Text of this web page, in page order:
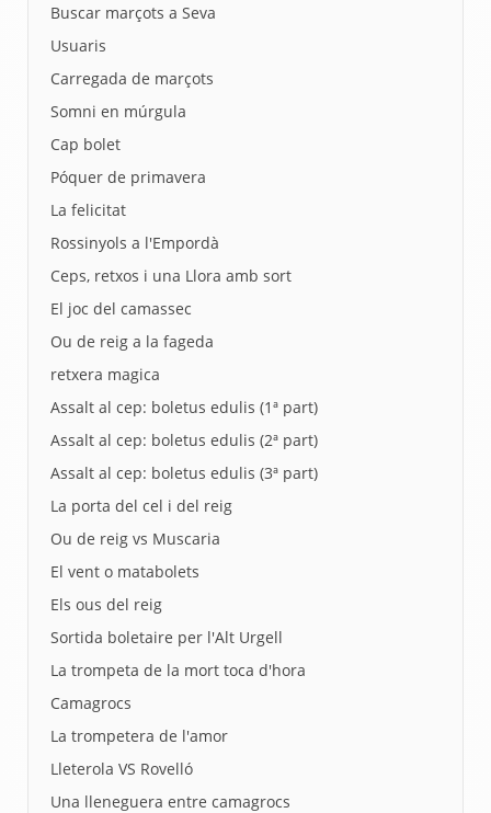
Buscar marçots a Seva
Usuaris
Carregada de marçots
Somni en múrgula
Cap bolet
Póquer de primavera
La felicitat
Rossinyols a l'Empordà
Ceps, retxos i una Llora amb sort
El joc del camassec
Ou de reig a la fageda
retxera magica
Assalt al cep: boletus edulis (1ª part)
Assalt al cep: boletus edulis (2ª part)
Assalt al cep: boletus edulis (3ª part)
La porta del cel i del reig
Ou de reig vs Muscaria
El vent o matabolets
Els ous del reig
Sortida boletaire per l'Alt Urgell
La trompeta de la mort toca d'hora
Camagrocs
La trompetera de l'amor
Lleterola VS Rovelló
Una lleneguera entre camagrocs